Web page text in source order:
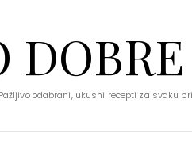
Pažljivo odabrani, ukusni recepti za svaku